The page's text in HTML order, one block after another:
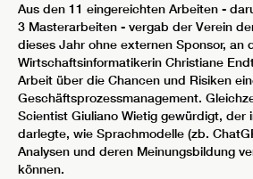
Aus den 11 eingereichten Arbeiten -
3 Masterarbeiten - vergab der Verein
dieses Jahr ohne externen Sponsor, an
Wirtschaftsinformatikerin Christiane
Arbeit über die Chancen und Risiken
Geschäftsprozessmanagement.
Scientist Giuliano Wietig gewürdigt, der
darlegte, wie Sprachmodelle (zb.
Analysen und deren Meinungsbildung
können.